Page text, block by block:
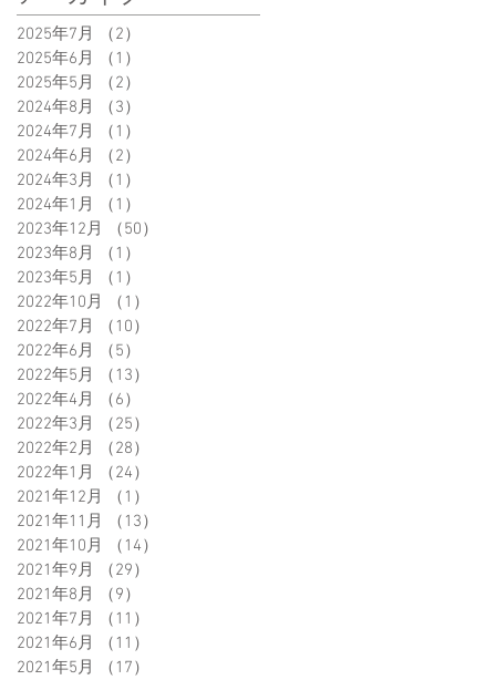
2025年7月 （2）
2025年6月
（1）
2025年5月
（2）
2024年8月
（3）
2024年7月
（1）
2024年6月
（2）
2024年3月
（1）
2024年1月
（1）
2023年12月
（50）
2023年8月
（1）
2023年5月
（1）
2022年10月
（1）
2022年7月
（10）
2022年6月
（5）
2022年5月
（13）
2022年4月
（6）
2022年3月
（25）
2022年2月
（28）
2022年1月
（24）
2021年12月
（1）
2021年11月
（13）
2021年10月
（14）
2021年9月
（29）
2021年8月
（9）
2021年7月
（11）
2021年6月
（11）
2021年5月
（17）